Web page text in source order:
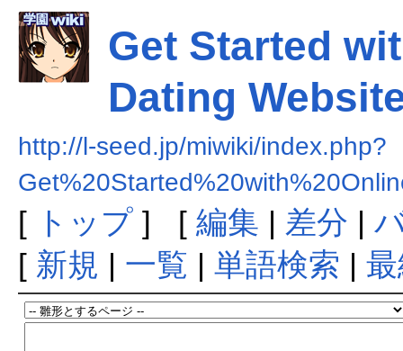
Get Started
Dating
http://l-seed.jp/miwiki/index.php?
[ トップ] [ 編集 | 差分 |
[ 新規 | 一覧 | 単語検索 |